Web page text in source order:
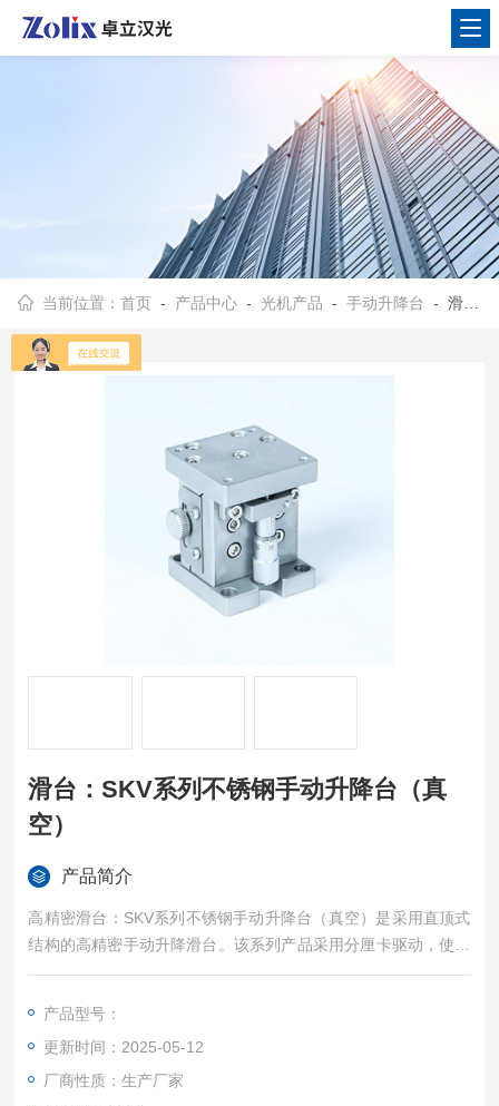
当前位置：首页 - 产品中心 -光机产品 -手动升降台 - 滑台：SKV系列不锈钢手动升降台（真空）
滑台：SKV系列不锈钢手动升降台（真
空）
产品简介
高精密滑台：SKV系列不锈钢手动升降台（真空）是采用直顶式
结构的高精密手动升降滑台。该系列产品采用分厘卡驱动，使用
直线滑块导轨导向，保证台面升降时具有很好的运动精度。台面
与其他滑台连接，组成多维移动台。
产品型号：
更新时间：2025-05-12
厂商性质：生产厂家